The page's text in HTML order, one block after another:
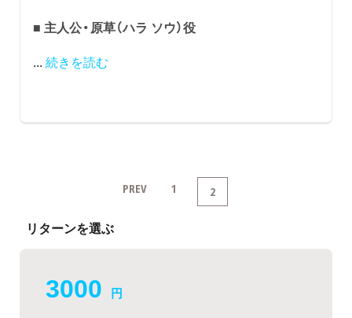
■ 主人公・原草（ハラ ソウ）役
... 続きを読む
PREV 1 2
リターンを選ぶ
3000 円